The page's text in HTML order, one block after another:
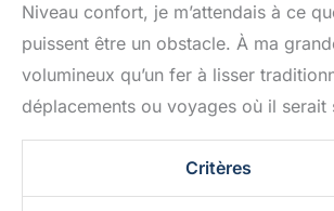
Niveau confort, je m’attendais à ce
puissent être un obstacle. À ma
volumineux qu’un fer à lisser
déplacements ou voyages où il
Critères